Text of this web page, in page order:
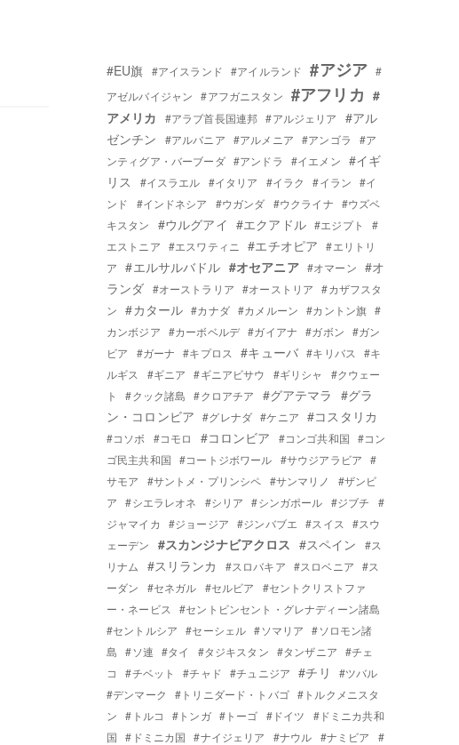
#EU旗 #アイスランド #アイルランド #アジア #
アゼルバイジャン
#アフガニスタン #アフリカ #
アメリカ
#アラブ首長国連邦 #アルジェリア
#アル
ゼンチン
#アルバニア #アルメニア #アンゴラ
#ア
ンティグア・バーブーダ #アンドラ #イエメン #イギ
リス
#イスラエル #イタリア #イラク #イラン
#イ
ンド
#インドネシア #ウガンダ #ウクライナ #ウズベ
キスタン
#ウルグアイ #エクアドル #エジプト
#
エストニア #エスワティニ #エチオピア
#エリトリ
ア
#エルサルバドル #オセアニア #オマーン #オ
ランダ #オーストラリア #オーストリア
#カザフスタ
ン
#カタール #カナダ #カメルーン #カントン旗 #
カンボジア #カーボベルデ #ガイアナ #ガボン #ガン
ビア
#ガーナ #キプロス #キューバ #キリバス
#キ
ルギス
#ギニア #ギニアビサウ #ギリシャ
#クウェー
ト
#クック諸島 #クロアチア #グアテマラ #グラ
ン・コロンビア
#グレナダ #ケニア #コスタリカ
#コソボ #コモロ #コロンビア #コンゴ共和国 #コン
ゴ民主共和国 #コートジボワール #サウジアラビア
#
サモア
#サントメ・プリンシペ #サンマリノ
#ザンビ
ア
#シエラレオネ #シリア #シンガポール #ジブチ
#
ジャマイカ
#ジョージア #ジンバブエ #スイス
#スウ
ェーデン
#スカンジナビアクロス #スペイン
#ス
リナム
#スリランカ #スロバキア #スロベニア #ス
ーダン
#セネガル #セルビア
#セントクリストファ
ー・ネービス
#セントビンセント・グレナディーン諸島
#セントルシア
#セーシェル #ソマリア
#ソロモン諸
島
#ソ連 #タイ #タジキスタン #タンザニア #チェ
コ
#チベット #チャド #チュニジア #チリ
#ツバル
#デンマーク
#トリニダード・トバゴ #トルクメニスタ
ン
#トルコ #トンガ #トーゴ #ドイツ
#ドミニカ共和
国
#ドミニカ国 #ナイジェリア #ナウル #ナミビア
#